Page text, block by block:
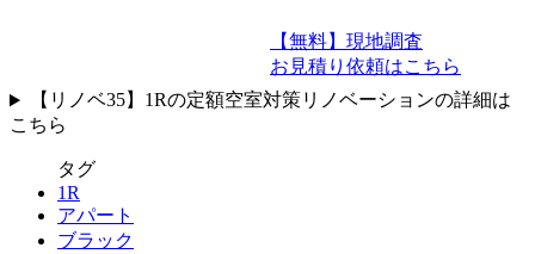
【無料】現地調査
お見積り依頼はこちら
【リノベ35】1Rの定額空室対策リノベーションの詳細は
こちら
タグ
1R
アパート
ブラック